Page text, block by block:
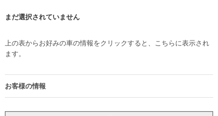
まだ選択されていません
上の表からお好みの車の情報をクリックすると、こちらに表示され
ます。
お客様の情報